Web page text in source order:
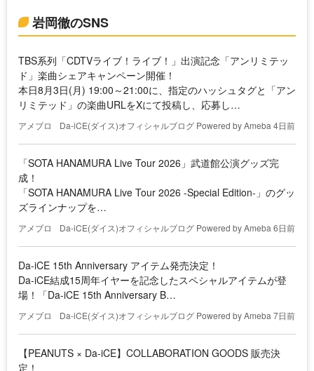
岩岡徹のSNS
TBS系列「CDTVライブ！ライブ！」出演記念「アンリミテッ
ド」楽曲シェアキャンペーン開催！
本日8月3日(月) 19:00～21:00に、指定のハッシュタグと「アン
リミテッド」の楽曲URLをXにて投稿し、応募し…
アメブロ Da-iCE(ダイス)オフィシャルブログ Powered by Ameba 4日前
「SOTA HANAMURA Live Tour 2026」武道館公演グッズ完
成！
「SOTA HANAMURA Live Tour 2026 -Special Edition-」のグッ
ズラインナップを…
アメブロ Da-iCE(ダイス)オフィシャルブログ Powered by Ameba 6日前
Da-iCE 15th Anniversary アイテム発売決定！
Da-iCE結成15周年イヤーを記念したスペシャルアイテムが登
場！「Da-iCE 15th Anniversary B…
アメブロ Da-iCE(ダイス)オフィシャルブログ Powered by Ameba 7日前
【PEANUTS × Da-iCE】COLLABORATION GOODS 販売決
定！